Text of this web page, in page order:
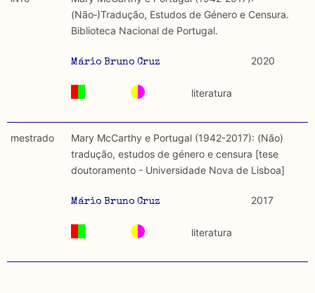
académicos.
A lista procura incluir as publicações mais relevantes
a algumas das publicações que aqui se encontram
discurso e uso da liberdade de expressão. Trata-se de
uma censura que é omnipresente, dado que é
constitutiva do próprio acto de fala.
Regulatória e Constitutiva : são combinadas ambas
abordagens.
Teórica
Os resultados obtidos podem ser exportados em formato
(Não‐)Tradução, Estudos de Género e Censura.
Biblioteca Nacional de Portugal.
Mário Bruno Cruz 2020
literatura
mestrado
Mary McCarthy e Portugal (1942-2017): (Não)
tradução, estudos de género e censura [tese
doutoramento - Universidade Nova de Lisboa]
Mário Bruno Cruz 2017
literatura